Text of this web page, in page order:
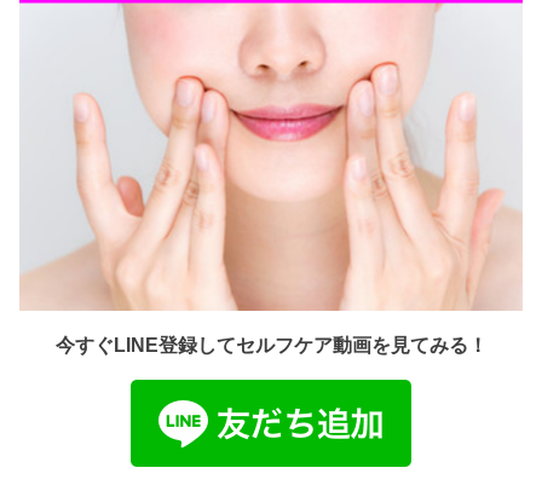
今すぐLINE登録してセルフケア動画を見てみる！